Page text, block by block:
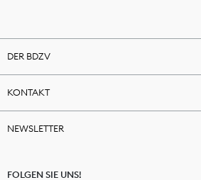
DER BDZV
KONTAKT
NEWSLETTER
FOLGEN SIE UNS!